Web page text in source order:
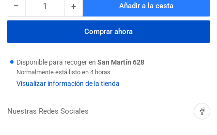
− Reducir
cantidad
UNION
3/4
X
3/4
Cantidad +Aumentar
cantidad
para
UNION
3/4
X
3/4
Añadir a la cesta
Comprar ahora
Disponible para recoger en San Martín 628
Normalmente está listo en 4 horas
Visualizar información de la tienda
Nuestras Redes Sociales Compartir